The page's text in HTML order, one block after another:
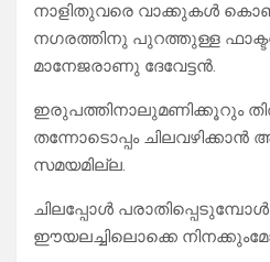
നാളിതുവരെ വാക്കുകൾ
നഗരത്തിനു പുറത്തുള്ള
മാനേജരാണു ദേവേട്ടൻ.
ഇരുപത്തിനാലുമണിക്കൂറും
തന്നോടൊപ്പം
സമയമില്ല.
ചിലപ്പോൾ
ഈയലച്ചിലൊക്കെ